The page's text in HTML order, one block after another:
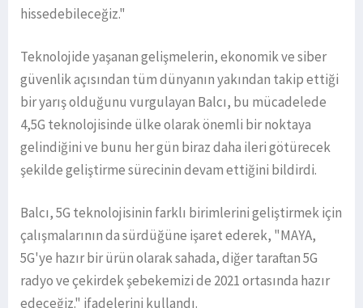
hissedebileceğiz."
Teknolojide yaşanan gelişmelerin, ekonomik ve siber
güvenlik açısından tüm dünyanın yakından takip ettiği
bir yarış olduğunu vurgulayan Balcı, bu mücadelede
4,5G teknolojisinde ülke olarak önemli bir noktaya
gelindiğini ve bunu her gün biraz daha ileri götürecek
şekilde geliştirme sürecinin devam ettiğini bildirdi.
Balcı, 5G teknolojisinin farklı birimlerini geliştirmek için
çalışmalarının da sürdüğüne işaret ederek, "MAYA,
5G'ye hazır bir ürün olarak sahada, diğer taraftan 5G
radyo ve çekirdek şebekemizi de 2021 ortasında hazır
edeceğiz." ifadelerini kullandı.